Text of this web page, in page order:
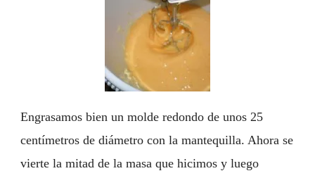
Engrasamos bien un molde redondo de unos 25
centímetros de diámetro con la mantequilla. Ahora se
vierte la mitad de la masa que hicimos y luego